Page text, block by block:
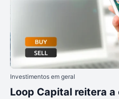
Investimentos em geral
Loop Capital reitera